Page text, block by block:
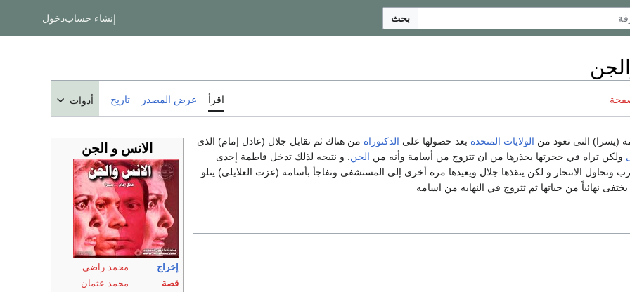
بحث إنشاء حسابدخول
اقرأ عرض المصدر تاريخ أدوات
الانس و الجن
إخراج
محمد راضى
قصة
محمد عثمان
(يسرا) التى تعود من الولايات المتحدة بعد حصولها على الدكتوراه من هناك ثم تقابل جلال (عادل إمام) الذى
ولكن تراه في حجرتها يحذرها من ان تتزوج من أسامة وأنه من الجن . و نتيجه لذلك تدخل فاطمة إحدى
وتحاول الانتحار و لكن ينقذها جلال ويعيدها مرة أخرى إلى المستشفى وتفاجأ بأسامة (عزت العلايلى) يتلو
نهائياً من حياتها ثم ثثزوج في النهايه من اسامه